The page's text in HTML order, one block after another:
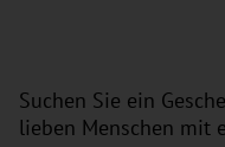
Suchen Sie ein
lieben Menschen mit